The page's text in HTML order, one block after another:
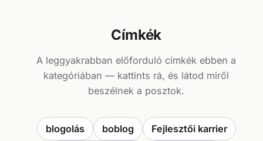
Címkék
A leggyakrabban előforduló címkék ebben a
kategóriában — kattints rá, és látod miről
beszélnek a posztok.
blogolás boblog
Fejlesztői karrier